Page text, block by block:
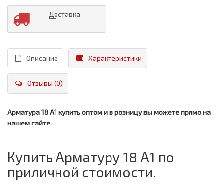
Доставка
Описание Характеристики
Отзывы (0)
Арматура 18 А1 купить оптом и в розницу вы можете прямо на
нашем сайте.
Купить Арматуру 18 А1 по
приличной стоимости.